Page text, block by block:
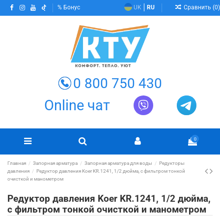
Бонус UK RU Сравнить (0)
0 800 750 430
Online чат
0
Главная Запорная арматура Запорная арматура для воды
Редукторы
давления
Редуктор давления Koer KR.1241, 1/2 дюйма, с фильтром тонкой
очисткой и манометром
Редуктор давления Koer KR.1241, 1/2 дюйма,
с фильтром тонкой очисткой и манометром